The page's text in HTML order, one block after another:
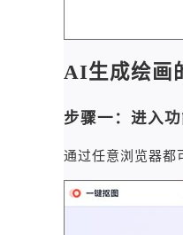
AI生成绘画
步骤一：进入
通过任意浏览器都